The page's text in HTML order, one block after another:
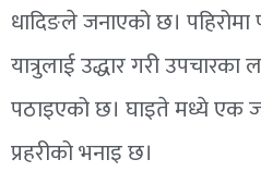
धादिङले जनाएको छ।
यात्रुलाई उद्धार गरी
पठाइएको छ। घाइते मध्ये एक
प्रहरीको भनाइ छ।